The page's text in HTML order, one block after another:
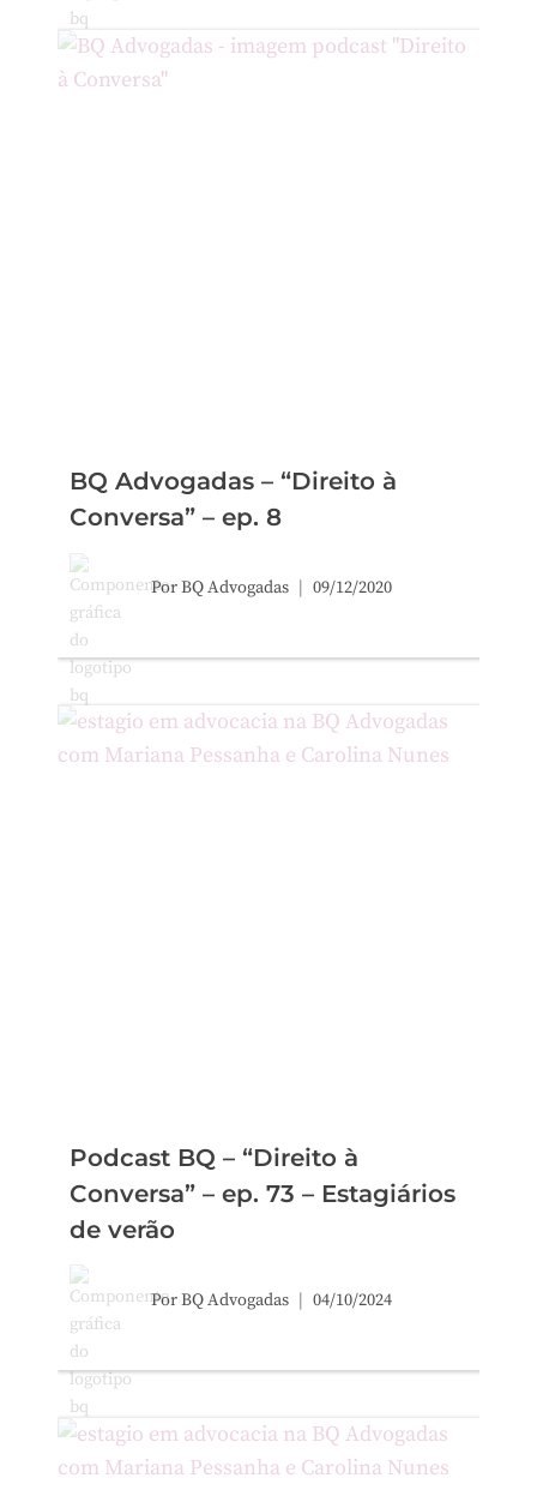
BQ Advogadas – “Direito à
Conversa” – ep. 8
PorBQ Advogadas 09/12/2020
Podcast BQ – “Direito à
Conversa” – ep. 73 – Estagiários
de verão
PorBQ Advogadas 04/10/2024